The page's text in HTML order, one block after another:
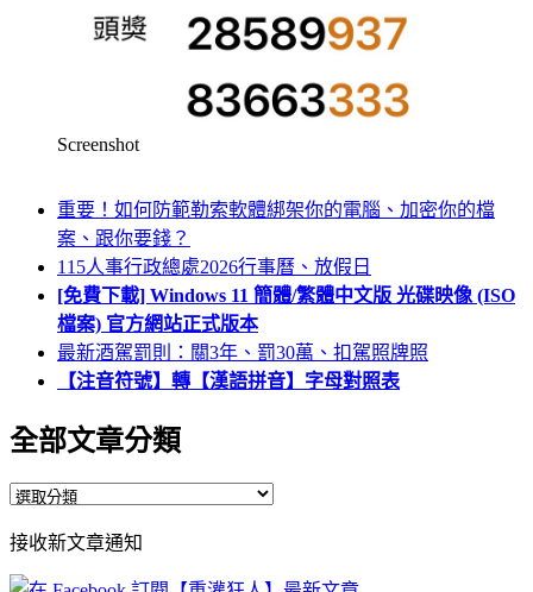
Screenshot
重要！如何防範勒索軟體綁架你的電腦、加密你的檔
案、跟你要錢？
115人事行政總處2026行事曆、放假日
[免費下載] Windows 11 簡體/繁體中文版 光碟映像 (ISO
檔案) 官方網站正式版本
最新酒駕罰則：關3年、罰30萬、扣駕照牌照
【注音符號】轉【漢語拼音】字母對照表
全部文章分類
全
文
章
接收新文章通知